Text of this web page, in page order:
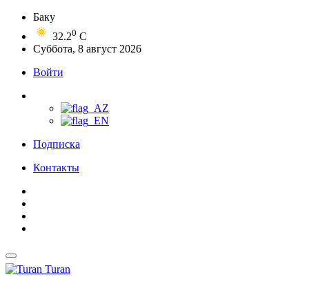
Баку
32.20 C
Суббота, 8 август 2026
Войти
Подписка
Контакты
Turan